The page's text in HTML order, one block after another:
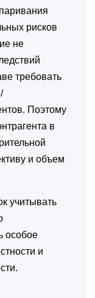
рисков
не
требовать
Поэтому
в
и объем
учитывать
особое
и